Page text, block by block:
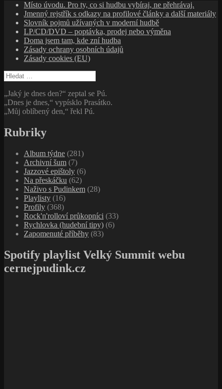
Místo úvodu. Pro ty, co si hudbu vybíraj, ne přehrávaj.
Jmenný rejstřík s odkazy na profilové články a další materiály
Slovník pojmů užívaných v moderní hudbě
LP/CD/DVD – poptávka, prodej nebo výměna
Doma jsem tam, kde zní hudba
Zásady ochrany osobních údajů
Zásady cookies (EU)
Vyhledávání
„Jaký je dnes den?“ zeptal se Pú.
„Dnes je dnes,“ vypísklo Prasátko.
„Můj oblíbený den,“ řekl Pú.
Rubriky
Album týdne (281)
Archivní šum (7)
Jazzové epištoly (6)
Na přeskáčku (62)
Naživo s Pudinkem (28)
Playlisty (16)
Profily (368)
Rock'n'rolloví průkopníci (33)
Rychlovka (hudební tipy) (6)
Zapomenuté příběhy (83)
Spotify playlist Velký Summit webu
cernejpudink.cz